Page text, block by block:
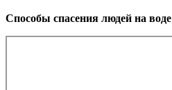
Способы спасения людей на воде